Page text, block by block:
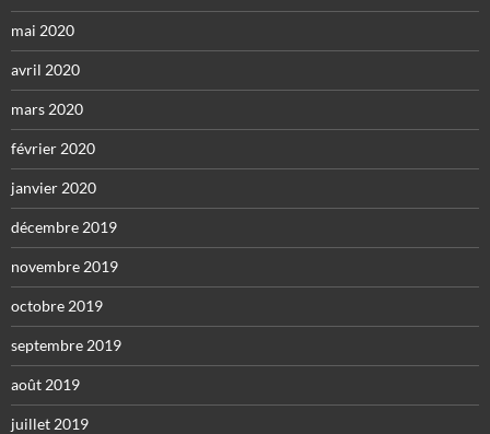
mai 2020
avril 2020
mars 2020
février 2020
janvier 2020
décembre 2019
novembre 2019
octobre 2019
septembre 2019
août 2019
juillet 2019